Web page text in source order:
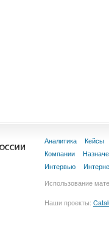
Аналитика Кейсы
Компании
Интервью
Использование
Наши проекты: